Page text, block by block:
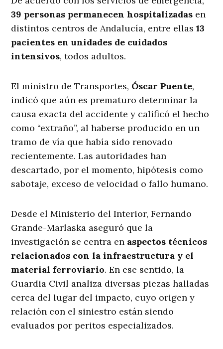
39 personas permanecen hospitalizadas en
distintos centros de Andalucía, entre ellas13
pacientes en unidades de cuidados
intensivos, todos adultos.
El ministro de Transportes, Óscar Puente,
indicó que aún es prematuro determinar la
causa exacta del accidente y calificó el hecho
como “extraño”, al haberse producido en un
tramo de vía que había sido renovado
recientemente. Las autoridades han
descartado, por el momento, hipótesis como
sabotaje, exceso de velocidad o fallo humano.
Desde el Ministerio del Interior, Fernando
Grande-Marlaska aseguró que la
investigación se centra en aspectos técnicos
relacionados con la infraestructura y el
material ferroviario. En ese sentido, la
Guardia Civil analiza diversas piezas halladas
cerca del lugar del impacto, cuyo origen y
relación con el siniestro están siendo
evaluados por peritos especializados.